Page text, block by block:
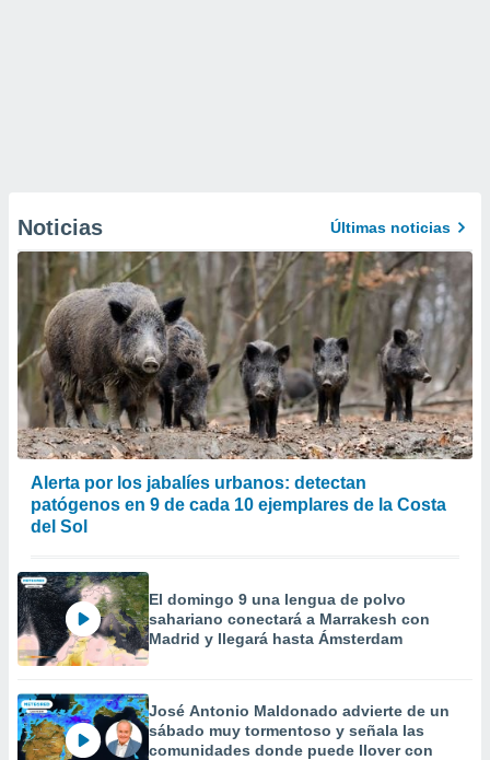
Noticias Últimas noticias
Alerta por los jabalíes urbanos: detectan
patógenos en 9 de cada 10 ejemplares de la Costa
del Sol
El domingo 9 una lengua de polvo
sahariano conectará a Marrakesh con
Madrid y llegará hasta Ámsterdam
José Antonio Maldonado advierte de un
sábado muy tormentoso y señala las
comunidades donde puede llover con